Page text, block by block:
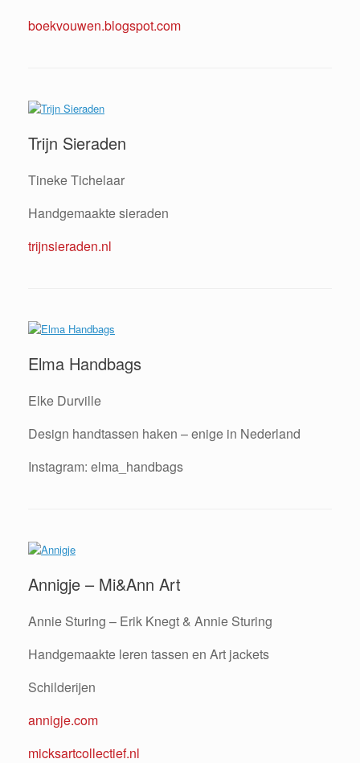
boekvouwen.blogspot.com
Trijn Sieraden
Tineke Tichelaar
Handgemaakte sieraden
trijnsieraden.nl
Elma Handbags
Elke Durville
Design handtassen haken – enige in Nederland
Instagram: elma_handbags
Annigje – Mi&Ann Art
Annie Sturing – Erik Knegt & Annie Sturing
Handgemaakte leren tassen en Art jackets
Schilderijen
annigje.com
micksartcollectief.nl